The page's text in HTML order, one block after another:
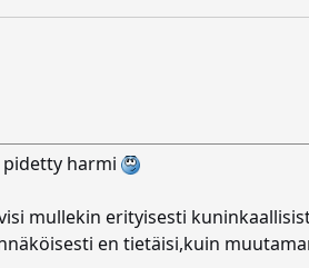
harmi
mullekin erityisesti
en tietäisi,kuin